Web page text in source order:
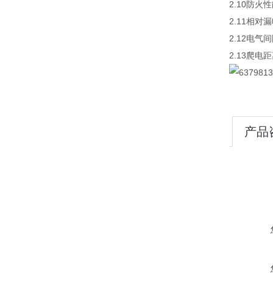
2.10防火
2.11相对
2.12电气
2.13爬电
产品